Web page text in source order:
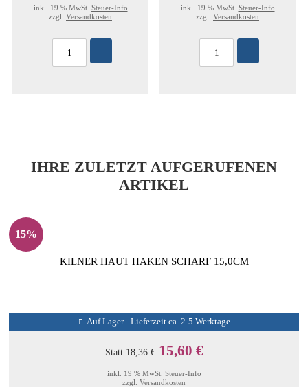
inkl. 19 % MwSt. Steuer-Info
zzgl. Versandkosten
inkl. 19 % MwSt. Steuer-Info
zzgl. Versandkosten
IHRE ZULETZT AUFGERUFENEN
ARTIKEL
15%
KILNER HAUT HAKEN SCHARF 15,0CM
Auf Lager - Lieferzeit ca. 2-5 Werktage
Statt18,36 € 15,60 €
inkl. 19 % MwSt. Steuer-Info
zzgl. Versandkosten